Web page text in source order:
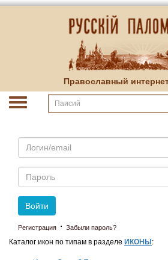
Православный
Email
Пароль
Войти
Регистрация · Забыли пароль?
Каталог икон по типам в разделе ИКОНЫ :